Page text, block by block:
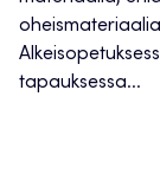
tapauksessa...